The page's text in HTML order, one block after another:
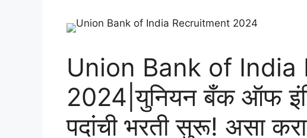
Union Bank of India
2024|युनियन बँक ऑफ
पदांची भरती सुरू! असा